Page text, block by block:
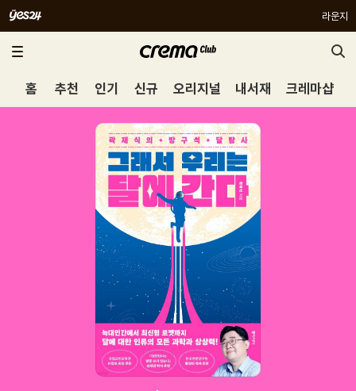
라운지
홈 추천 인기 신규 오리지널 내서재 크레마샵